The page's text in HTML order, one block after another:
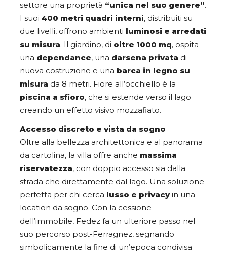
settore una proprietà “unica nel suo genere”.
I suoi 400 metri quadri interni, distribuiti su
due livelli, offrono ambienti luminosi e arredati
su misura. Il giardino, di oltre 1000 mq, ospita
una dependance, una darsena privata di
nuova costruzione e una barca in legno su
misura da 8 metri. Fiore all’occhiello è la
piscina a sfioro, che si estende verso il lago
creando un effetto visivo mozzafiato.
Accesso discreto e vista da sogno
Oltre alla bellezza architettonica e al panorama
da cartolina, la villa offre anche massima
riservatezza, con doppio accesso sia dalla
strada che direttamente dal lago. Una soluzione
perfetta per chi cerca lusso e privacyin una
location da sogno. Con la cessione
dell’immobile, Fedez fa un ulteriore passo nel
suo percorso post-Ferragnez, segnando
simbolicamente la fine di un’epoca condivisa